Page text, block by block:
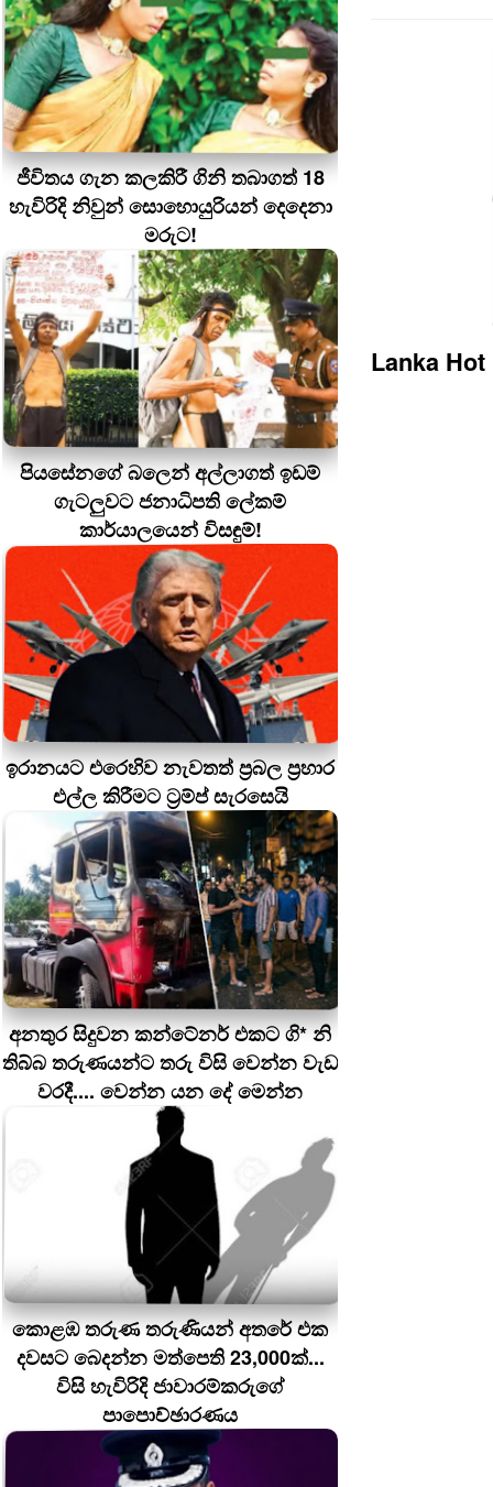
ජීවිතය ගැන කලකිරී ගිනි තබාගත් 18
හැවිරිදි නිවුන් සොහොයුරියන් දෙදෙනා
මරුට!
පියසේනගේ බලෙන් අල්ලාගත් ඉඩම්
ගැටලුවට ජනාධිපති ලේකම්
කාර්යාලයෙන් විසඳුම්!
ඉරානයට එරෙහිව නැවතත් ප්‍රබල ප්‍රහාර
එල්ල කිරීමට ට්‍රම්ප් සැරසෙයි
අනතුර සිදුවන කන්ටේනර් එකට ගි* නි
තිබ්බ තරුණයන්ට තරු විසි වෙන්න වැඩ
වරදී.... වෙන්න යන දේ මෙන්න
කොළඹ තරුණ තරුණියන් අතරේ එක
දවසට බෙදන්න මත්පෙති 23,000ක්...
විසි හැවිරිදි ජාවාරම්කරුගේ
පාපොච්ඡාරණය
Lanka